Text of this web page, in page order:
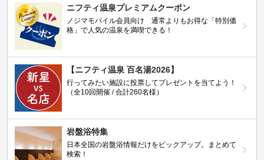
ニフティ温泉プレミアムクーポン
ノジマモバイル会員向け 通常よりもお得な「特別価
格」で人気の温泉を満喫できる！
【ニフティ温泉 百名湯2026】
行ってみたい施設に投票してプレゼントを当てよう！
（全10回開催 / 合計260名様）
岩盤浴特集
日本全国の岩盤浴情報だけをピックアップ。まとめて
検索！